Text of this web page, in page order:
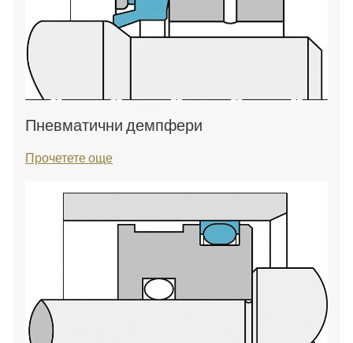
Пневматични демпфери
Прочетете още